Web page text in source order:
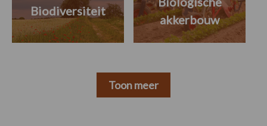
Biodiversiteit
akkerbouw
Toon meer